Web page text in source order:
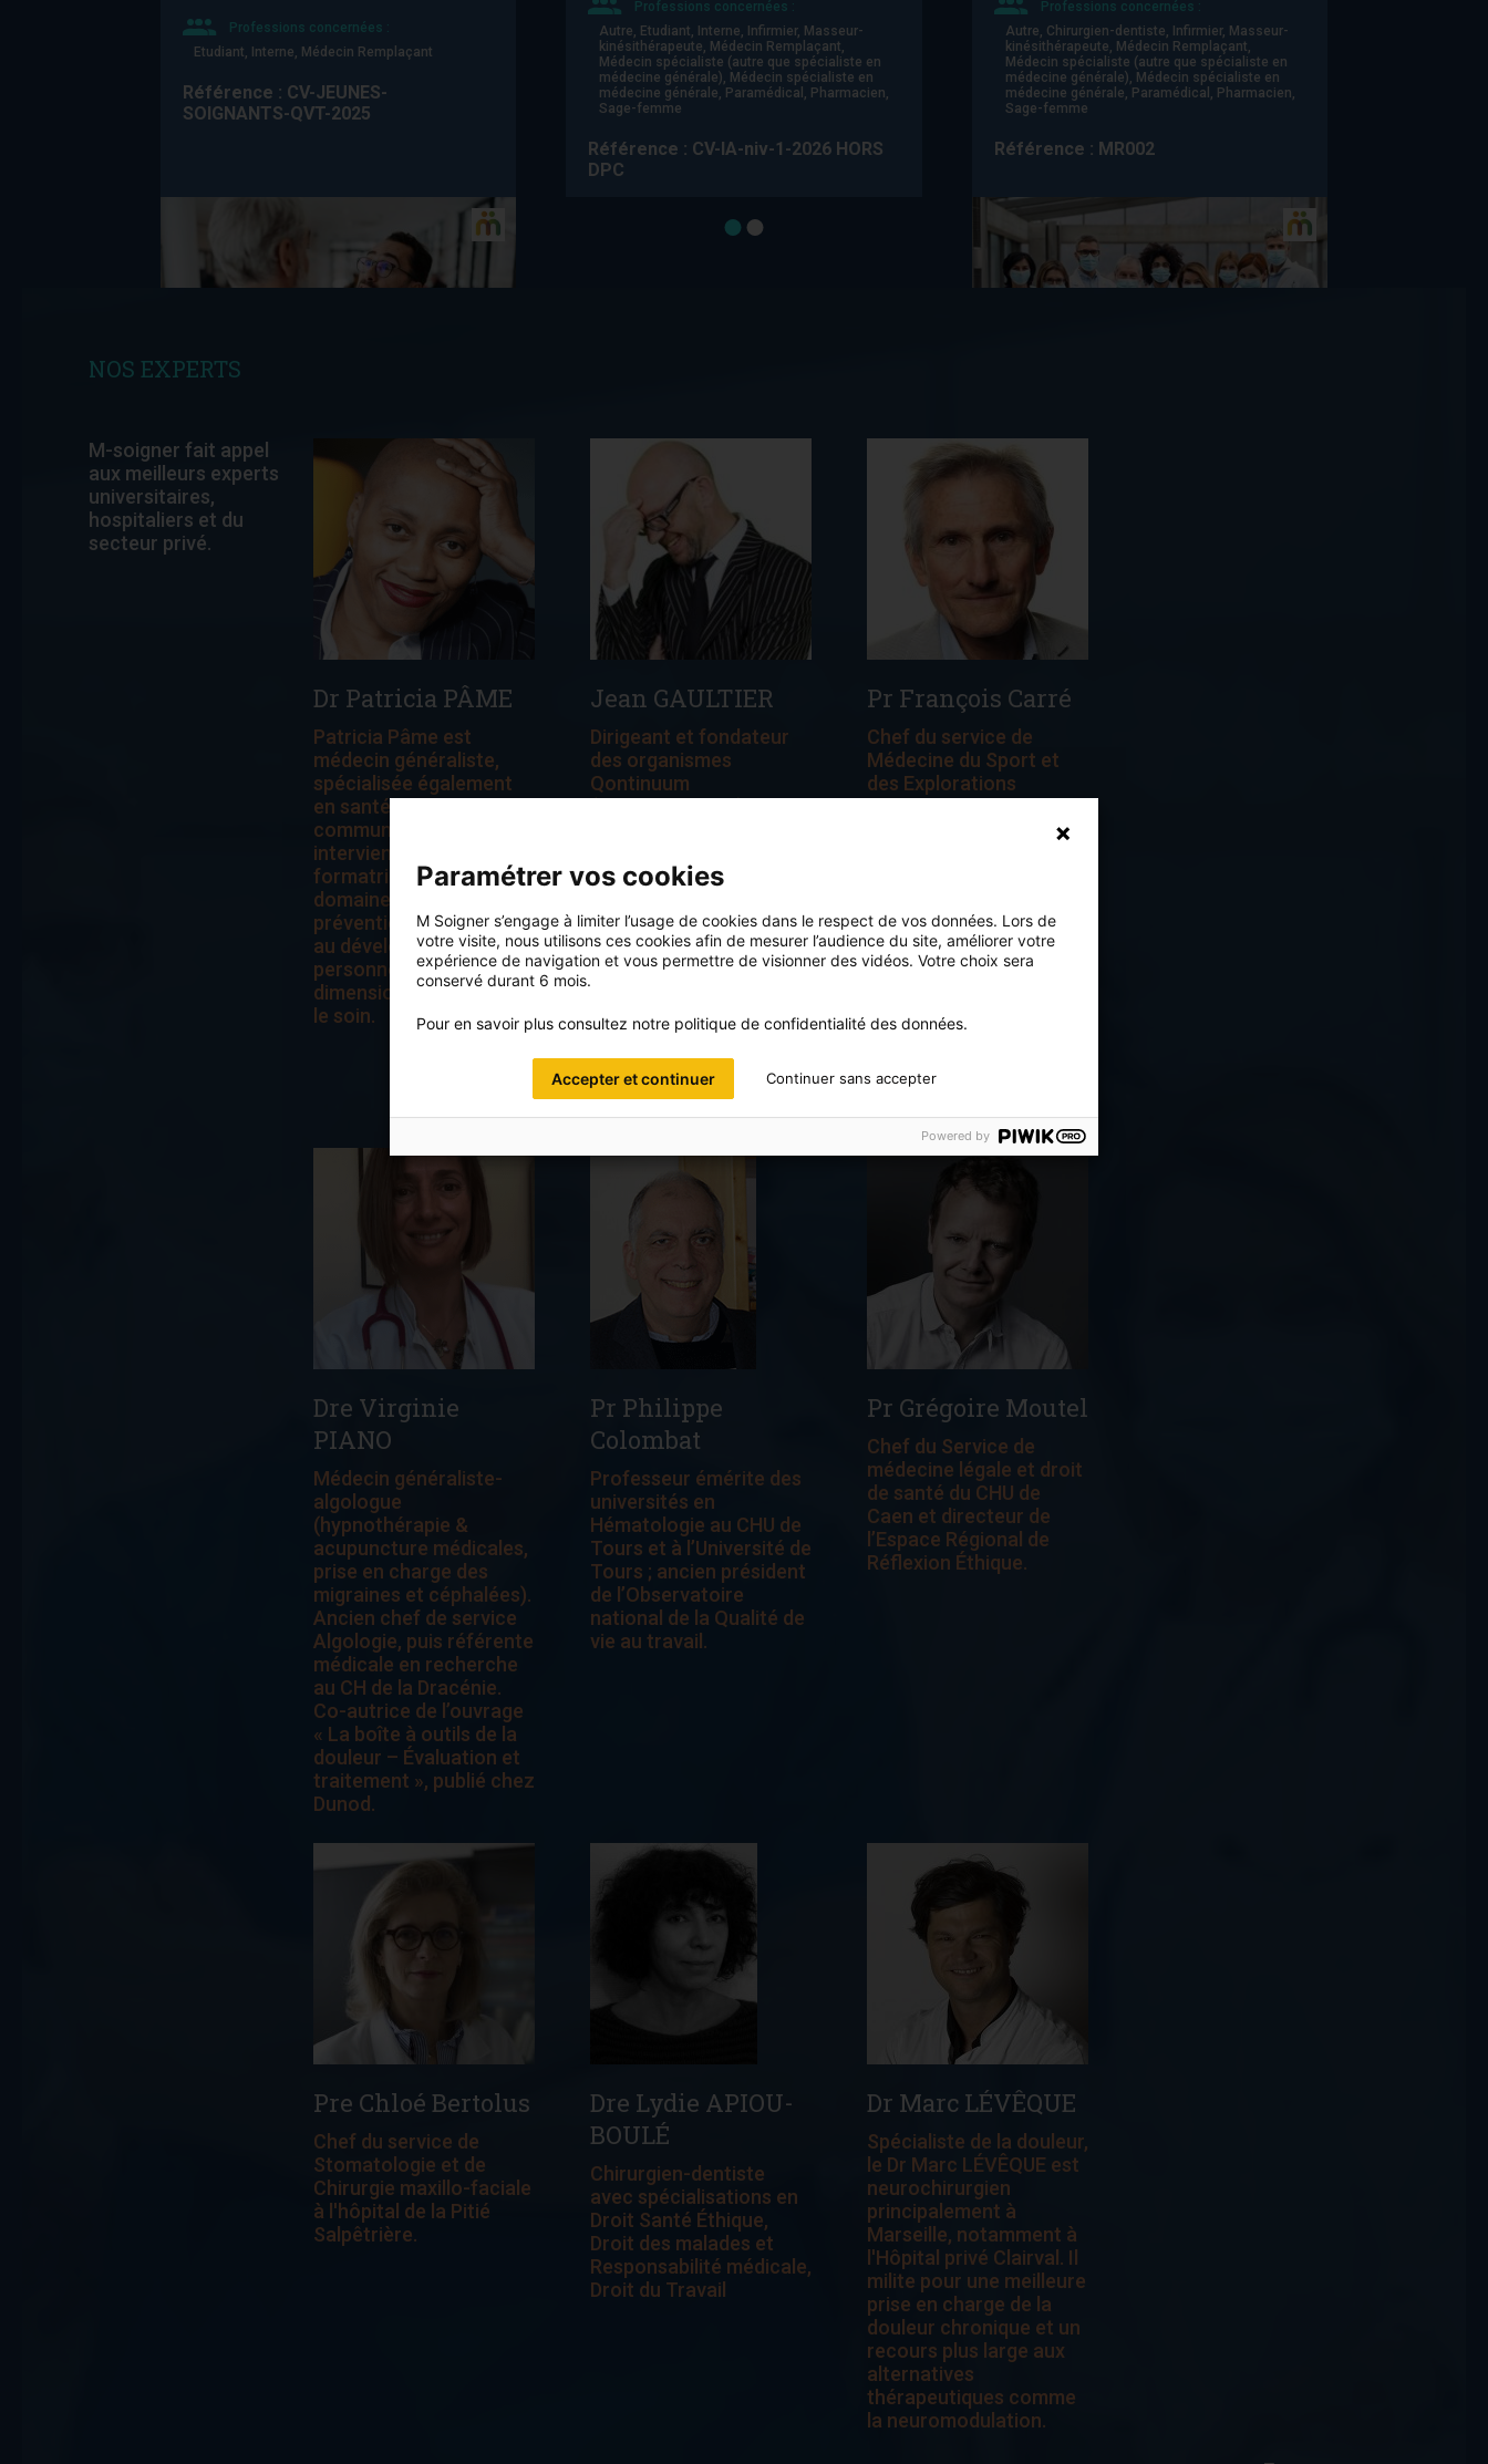
Professions concernées :
Etudiant, Interne, Médecin Remplaçant
Référence : CV-JEUNES-
SOIGNANTS-QVT-2025
Professions concernées :
Autre, Etudiant, Interne, Infirmier, Masseur-
kinésithérapeute, Médecin Remplaçant,
Médecin spécialiste (autre que spécialiste en
médecine générale), Médecin spécialiste en
médecine générale, Paramédical, Pharmacien,
Sage-femme
Référence : CV-IA-niv-1-2026 HORS
DPC
Professions concernées :
Autre, Chirurgien-dentiste, Infirmier, Masseur-
kinésithérapeute, Médecin Remplaçant,
Médecin spécialiste (autre que spécialiste en
médecine générale), Médecin spécialiste en
médecine générale, Paramédical, Pharmacien,
Sage-femme
Référence : MR002
GESTION DE L’AGRESSIVITÉ DES
PATIENTS ET DE LEUR ENTOURAGE
Type de formation :
Professions concernées :
Etudiant, Interne, Chirurgien-dentiste, Infirmier,
Masseur-kinésithérapeute, Médecin
Remplaçant, Médecin spécialiste (autre que
spécialiste en médecine générale), Médecin
spécialiste en médecine générale, Pédicure-
Référence : 83802325008
MIEUX MANAGER POUR AMÉLIORER
LA QUALITÉ DE VIE AU TRAVAIL DE
SON ÉQUIPE
Type de formation :
Autre, Biologiste médical, Physicien médical,
Chirurgien-dentiste, Infirmier, Masseur-
kinésithérapeute, Médecin spécialiste (autre
que spécialiste en médecine générale),
Paramédical, Pharmacien, Sage-femme
Référence : Nous consulter
NOS EXPERTS
M-soigner fait appel
aux meilleurs experts
universitaires,
hospitaliers et du
secteur privé.
Dr Patricia PÂME
Patricia Pâme est
médecin généraliste,
spécialisée également
en santé publique /
communautaire. Elle
intervient comme
formatrice dans les
domaines liés à la
prévention du burn-out,
au développement
personnel et à la
dimension humaine dans
le soin.
Jean GAULTIER
Dirigeant et fondateur
des organismes
Qontinuum
l’écosystème de santé.
cours à l’université
Paris-Dauphine en
intelligence artificielle
d’entreprise, il transmet
son savoir-faire dans
nos sessions de
découverte et
d’appropriation de l’IA
Pr François Carré
Chef du service de
Médecine du Sport et
des Explorations
Pontchaillou de Rennes
Dre Virginie
PIANO
Médecin généraliste-
algologue
(hypnothérapie &
acupuncture médicales,
prise en charge des
migraines et céphalées).
Ancien chef de service
Algologie, puis référente
médicale en recherche
au CH de la Dracénie.
Co-autrice de l’ouvrage
« La boîte à outils de la
douleur – Évaluation et
traitement », publié chez
Dunod.
Pr Philippe
Colombat
Professeur émérite des
universités en
Hématologie au CHU de
Tours et à l’Université de
Tours ; ancien président
de l’Observatoire
national de la Qualité de
vie au travail.
Pr Grégoire Moutel
Chef du Service de
médecine légale et droit
de santé du CHU de
Caen et directeur de
l’Espace Régional de
Réflexion Éthique.
Pre Chloé Bertolus
Chef du service de
Stomatologie et de
Chirurgie maxillo-faciale
à l'hôpital de la Pitié
Salpêtrière.
Dre Lydie APIOU-
BOULÉ
Chirurgien-dentiste
avec spécialisations en
Droit Santé Éthique,
Droit des malades et
Responsabilité médicale,
Droit du Travail
Dr Marc LÉVÊQUE
Spécialiste de la douleur,
le Dr Marc LÉVÊQUE est
neurochirurgien
principalement à
Marseille, notamment à
l'Hôpital privé Clairval. Il
milite pour une meilleure
prise en charge de la
douleur chronique et un
recours plus large aux
alternatives
thérapeutiques comme
la neuromodulation.
Paramétrer vos cookies
M Soigner s’engage à limiter l’usage de cookies dans le respect de vos données. Lors de
votre visite, nous utilisons ces cookies afin de mesurer l’audience du site, améliorer votre
expérience de navigation et vous permettre de visionner des vidéos. Votre choix sera
conservé durant 6 mois.
Pour en savoir plus consultez notre politique de confidentialité des données.
Accepter et continuer Continuer sans accepter
Powered by